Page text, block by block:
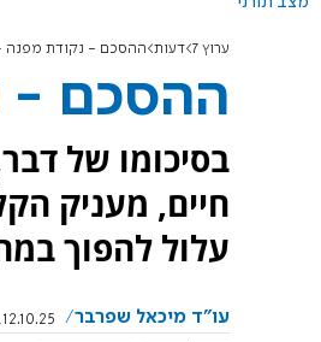
ערוץ 7 דעות ההסכם - נקודת מפנה
ההסכם -
בסיכומו של
חיים, מעניק
עלול להפוך
עו"ד מיכאל שפרבר
12.10.25, 14:18